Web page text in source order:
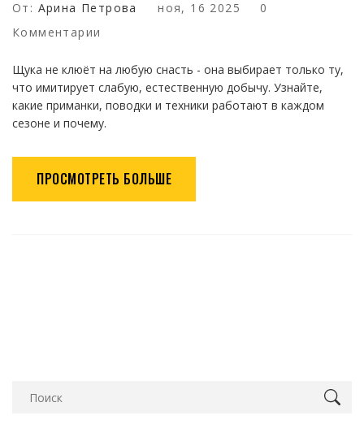
От: Арина Петрова ноя, 16 2025
0
Комментарии
Щука не клюёт на любую снасть - она выбирает только ту,
что имитирует слабую, естественную добычу. Узнайте,
какие приманки, поводки и техники работают в каждом
сезоне и почему.
ПРОСМОТРЕТЬ БОЛЬШЕ